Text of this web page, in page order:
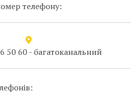
телефону:
50 60 - багатоканальний